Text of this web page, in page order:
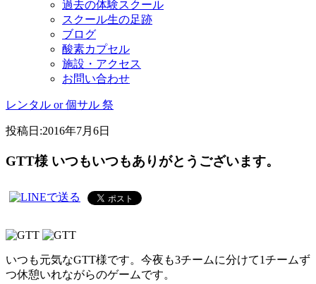
過去の体験スクール
スクール生の足跡
ブログ
酸素カプセル
施設・アクセス
お問い合わせ
レンタル or 個サル 祭
投稿日:2016年7月6日
GTT様 いつもいつもありがとうございます。
いつも元気なGTT様です。今夜も3チームに分けて1チームず
つ休憩いれながらのゲームです。